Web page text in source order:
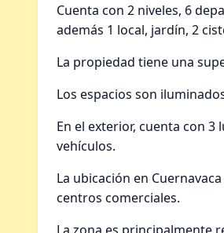
Cuenta con 2 niveles, 6
además 1 local, jardín, 2
La propiedad tiene una
Los espacios son
En el exterior, cuenta con
vehículos.
La ubicación en
centros comerciales.